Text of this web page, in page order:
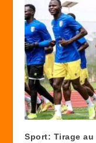
Sport: Tirage au